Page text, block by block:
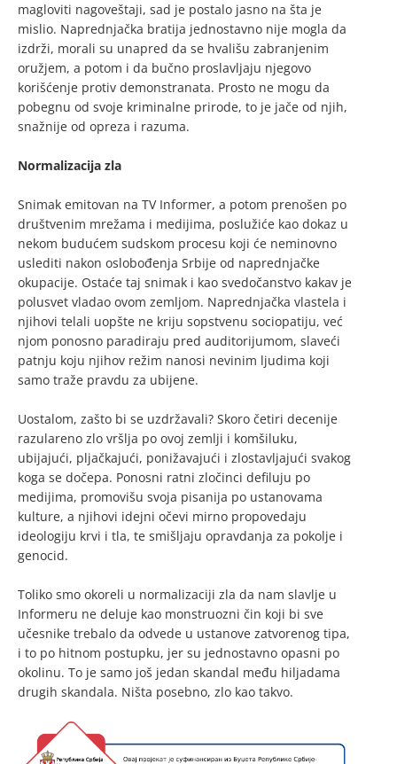
magloviti nagoveštaji, sad je postalo jasno na šta je
mislio. Naprednjačka bratija jednostavno nije mogla da
izdrži, morali su unapred da se hvališu zabranjenim
oružjem, a potom i da bučno proslavljaju njegovo
korišćenje protiv demonstranata. Prosto ne mogu da
pobegnu od svoje kriminalne prirode, to je jače od njih,
snažnije od opreza i razuma.
Normalizacija zla
Snimak emitovan na TV Informer, a potom prenošen po
društvenim mrežama i medijima, poslužiće kao dokaz u
nekom budućem sudskom procesu koji će neminovno
uslediti nakon oslobođenja Srbije od naprednjačke
okupacije. Ostaće taj snimak i kao svedočanstvo kakav je
polusvet vladao ovom zemljom. Naprednjačka vlastela i
njihovi telali uopšte ne kriju sopstvenu sociopatiju, već
njom ponosno paradiraju pred auditorijumom, slaveći
patnju koju njihov režim nanosi nevinim ljudima koji
samo traže pravdu za ubijene.
Uostalom, zašto bi se uzdržavali? Skoro četiri decenije
razulareno zlo vršlja po ovoj zemlji i komšiluku,
ubijajući, pljačkajući, ponižavajući i zlostavljajući svakog
koga se dočepa. Ponosni ratni zločinci defiluju po
medijima, promovišu svoja pisanija po ustanovama
kulture, a njihovi idejni očevi mirno propovedaju
ideologiju krvi i tla, te smišljaju opravdanja za pokolje i
genocid.
Toliko smo okoreli u normalizaciji zla da nam slavlje u
Informeru ne deluje kao monstruozni čin koji bi sve
učesnike trebalo da odvede u ustanove zatvorenog tipa,
i to po hitnom postupku, jer su jednostavno opasni po
okolinu. To je samo još jedan skandal među hiljadama
drugih skandala. Ništa posebno, zlo kao takvo.